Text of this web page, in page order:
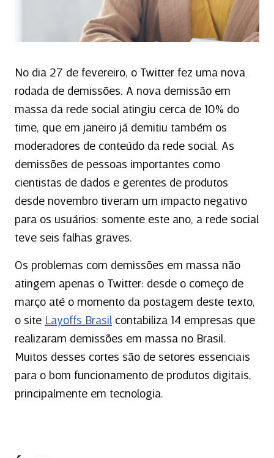
No dia 27 de fevereiro, o Twitter fez uma nova
rodada de demissões. A nova demissão em
massa da rede social atingiu cerca de 10% do
time, que em janeiro já demitiu também os
moderadores de conteúdo da rede social. As
demissões de pessoas importantes como
cientistas de dados e gerentes de produtos
desde novembro tiveram um impacto negativo
para os usuários: somente este ano, a rede social
teve seis falhas graves.
Os problemas com demissões em massa não
atingem apenas o Twitter: desde o começo de
março até o momento da postagem deste texto,
o site Layoffs Brasil contabiliza 14 empresas que
realizaram demissões em massa no Brasil.
Muitos desses cortes são de setores essenciais
para o bom funcionamento de produtos digitais,
principalmente em tecnologia.